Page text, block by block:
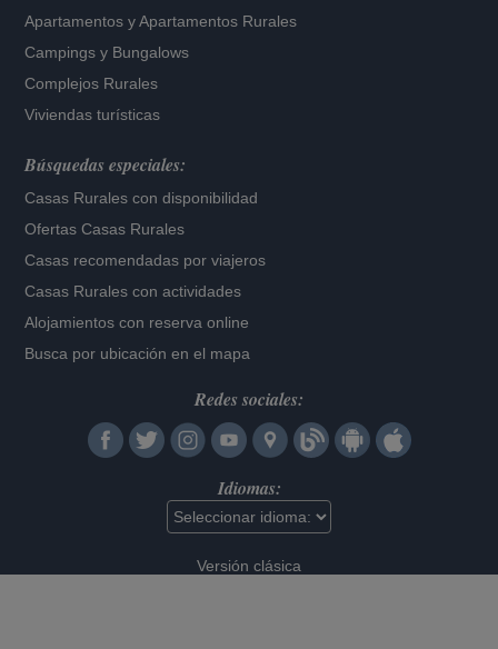
Apartamentos yApartamentos Rurales
Campings y Bungalows
Complejos Rurales
Viviendas turísticas
Búsquedas especiales:
Casas Rurales con disponibilidad
Ofertas Casas Rurales
Casas recomendadas por viajeros
Casas Rurales con actividades
Alojamientos con reserva online
Busca por ubicación en el mapa
Redes sociales:
Idiomas:
Versión clásica